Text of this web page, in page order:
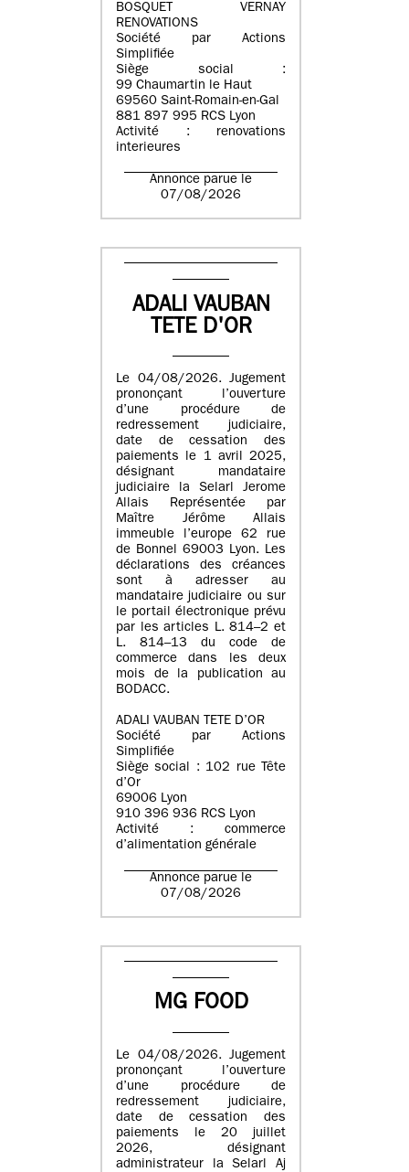
BOSQUET VERNAY
RENOVATIONS
Société par Actions
Simplifiée
Siège social :
99 Chaumartin le Haut
69560 Saint-Romain-en-Gal
881 897 995 RCS Lyon
Activité : renovations
interieures
Annonce parue le
07/08/2026
ADALI VAUBAN
TETE D'OR
Le 04/08/2026. Jugement
prononçant l’ouverture
d’une procédure de
redressement judiciaire,
date de cessation des
paiements le 1 avril 2025,
désignant mandataire
judiciaire la Selarl Jerome
Allais Représentée par
Maître Jérôme Allais
immeuble l’europe 62 rue
de Bonnel 69003 Lyon. Les
déclarations des créances
sont à adresser au
mandataire judiciaire ou sur
le portail électronique prévu
par les articles L. 814–2 et
L. 814–13 du code de
commerce dans les deux
mois de la publication au
BODACC.
ADALI VAUBAN TETE D’OR
Société par Actions
Simplifiée
Siège social : 102 rue Tête
d’Or
69006 Lyon
910 396 936 RCS Lyon
Activité : commerce
d’alimentation générale
Annonce parue le
07/08/2026
MG FOOD
Le 04/08/2026. Jugement
prononçant l’ouverture
d’une procédure de
redressement judiciaire,
date de cessation des
paiements le 20 juillet
2026, désignant
administrateur la Selarl Aj